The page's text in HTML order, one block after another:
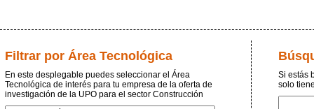
Filtrar por Área Tecnológica
En este desplegable puedes seleccionar el Área
Tecnológica de interés para tu empresa de la oferta de
investigación de la UPO para el sector Construcción
Si estás
solo